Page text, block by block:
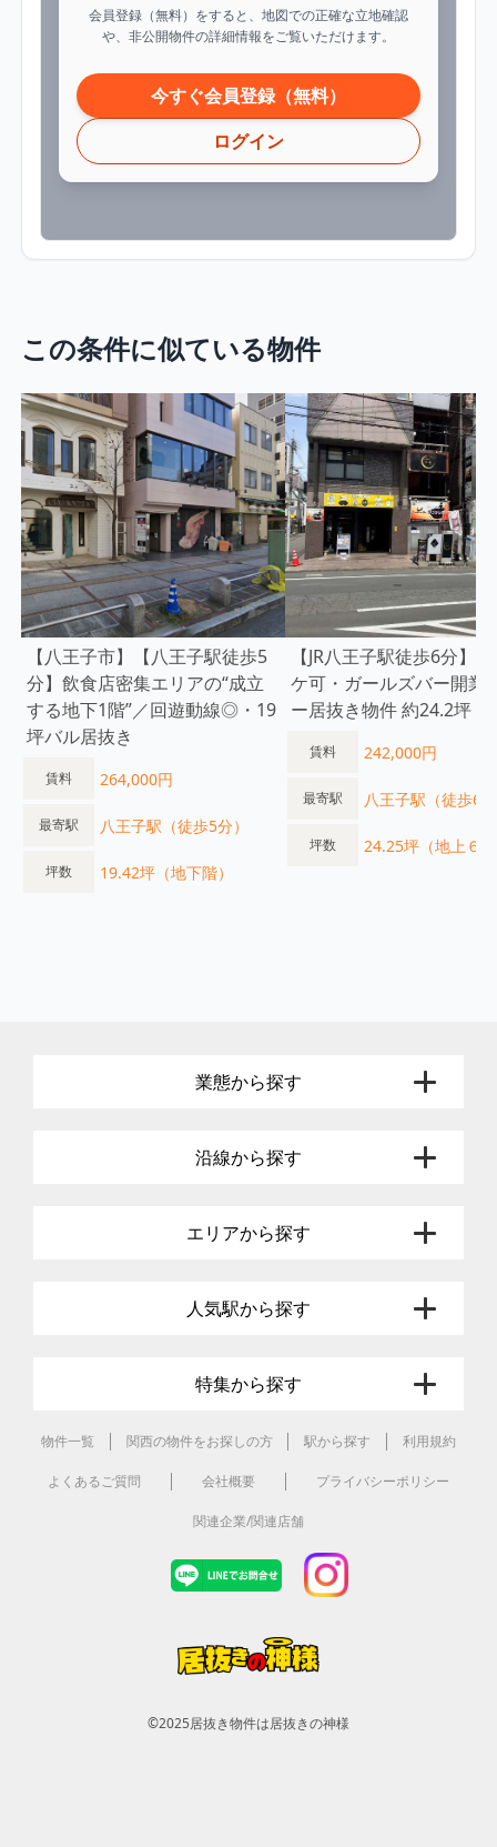
会員登録（無料）をすると、地図での正確な立地確認
や、非公開物件の詳細情報をご覧いただけます。
今すぐ会員登録（無料）
ログイン
この条件に似ている物件
【八王子市】【八王子駅徒歩5
分】飲食店密集エリアの“成立
する地下1階”／回遊動線◎・19
坪バル居抜き
賃料 264,000円
最寄駅 八王子駅（徒歩5分）
坪数 19.42坪（地下階）
【JR八王子駅徒歩6分】
ケ可・ガールズバー開業
ー居抜き物件 約24.2坪
賃料 242,000円
最寄駅 八王子駅（徒歩6
坪数 24.25坪（地上６
業態から探す
沿線から探す
エリアから探す
人気駅から探す
特集から探す
物件一覧 関西の物件をお探しの方 駅から探す 利用規約
よくあるご質問 会社概要 プライバシーポリシー
関連企業/関連店舗
©2025居抜き物件は居抜きの神様